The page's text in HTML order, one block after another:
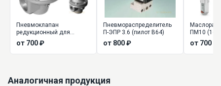
Пневмоклапан
редукционный для
подготовки воздуха П-
КРМ, П-РК
от 700 ₽
Пневмораспределитель
П-ЭПР 3.6 (пилот В64)
от 800 ₽
ПМ10 (16)
для
от 700 ₽
Аналогичная продукция